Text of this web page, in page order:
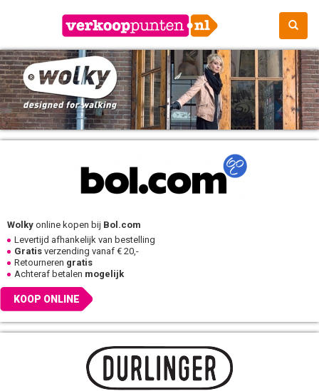
Wolky online kopen bij Bol.com
Levertijd afhankelijk van bestelling
Gratis verzending vanaf € 20,-
Retourneren gratis
Achteraf betalen mogelijk
KOOP ONLINE